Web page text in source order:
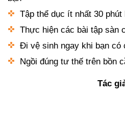
Tập thể dục ít nhất 30
Thực hiện các bài tập sàn
Đi vệ sinh ngay khi bạn có
Ngồi đúng tư thế trên bồn
Tác